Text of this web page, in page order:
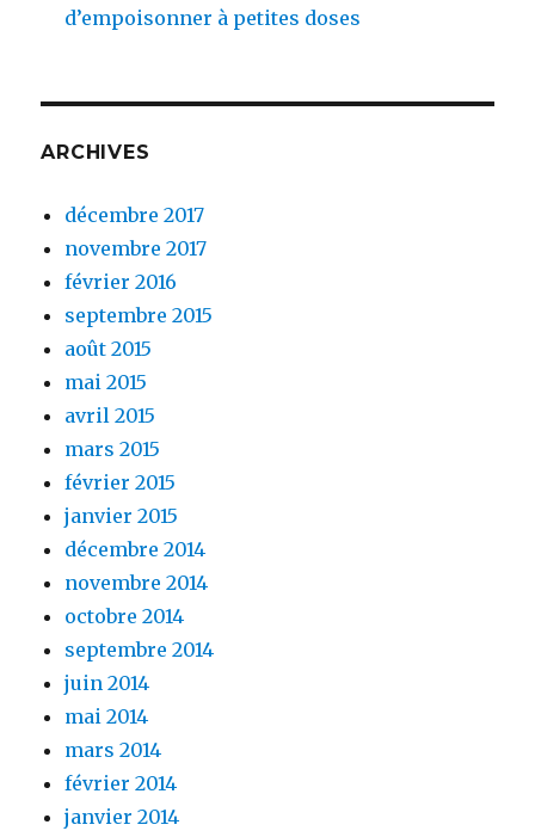
d’empoisonner à petites doses
ARCHIVES
décembre 2017
novembre 2017
février 2016
septembre 2015
août 2015
mai 2015
avril 2015
mars 2015
février 2015
janvier 2015
décembre 2014
novembre 2014
octobre 2014
septembre 2014
juin 2014
mai 2014
mars 2014
février 2014
janvier 2014